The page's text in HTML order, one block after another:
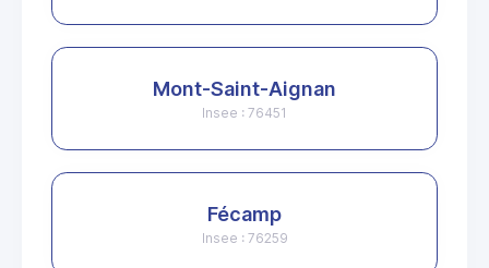
Mont-Saint-Aignan
Insee : 76451
Fécamp
Insee : 76259